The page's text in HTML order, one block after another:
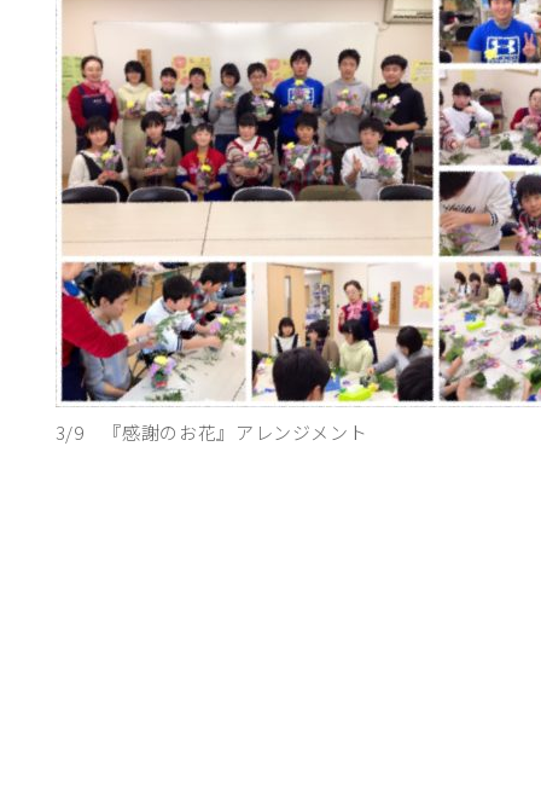
3/9 『感謝のお花』アレンジメント